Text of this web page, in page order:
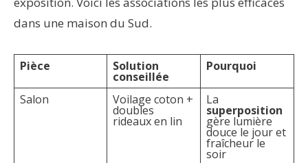
dans une maison du Sud.
Pièce Solution
conseillée
Pourquoi
Salon Voilage coton +
doubles
rideaux en lin
La
superposition
gère lumière
douce le jour et
fraîcheur le
soir